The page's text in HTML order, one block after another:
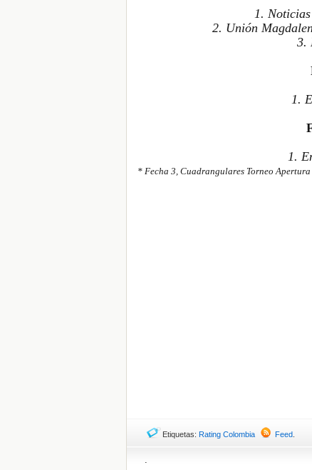
1.
2. Unión
3.
1.
1.
* Fecha 3, Cuadrangulares Torneo
Etiquetas: Rating Colombia Feed
.